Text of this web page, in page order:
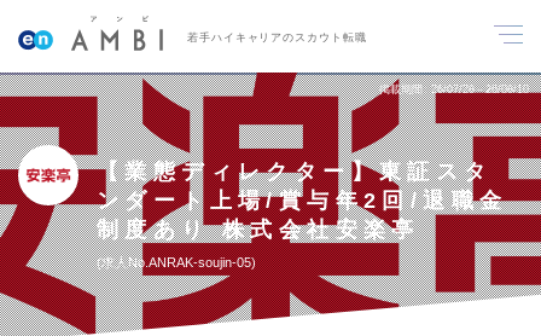
若手ハイキャリアのスカウト転職
掲載期間 26/07/28～26/08/10
【業態ディレクター】東証スタ
ンダート上場/賞与年2回/退職金
制度あり 株式会社安楽亭
求人No.ANRAK-soujin-05